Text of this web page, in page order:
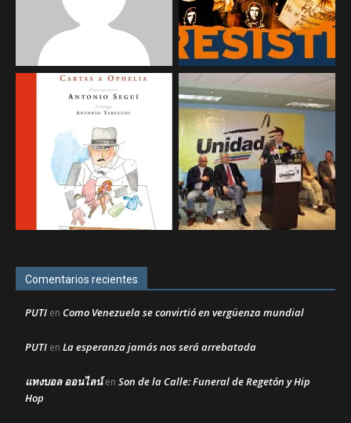
Comentarios recientes
PUTI en Como Venezuela se convirtió en vergüenza mundial
PUTI en La esperanza jamás nos será arrebatada
แทงบอล ออนไลน์en Son de la Calle: Funeral de Regetón y Hip
Hop